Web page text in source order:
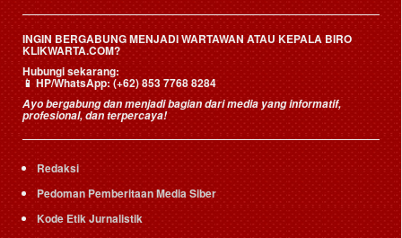
INGIN BERGABUNG MENJADI WARTAWAN ATAU KEPALA BIRO
KLIKWARTA.COM?
Hubungi sekarang:
📱HP/WhatsApp:(+62) 853 7768 8284
Ayo bergabung dan menjadi bagian dari media yang informatif,
profesional, dan terpercaya!
Redaksi
Pedoman Pemberitaan Media Siber
Kode Etik Jurnalistik